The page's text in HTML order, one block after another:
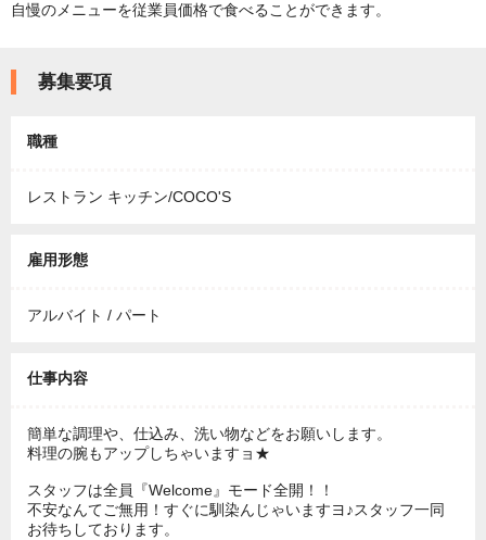
自慢のメニューを従業員価格で食べることができます。
募集要項
職種
レストラン キッチン/COCO'S
雇用形態
アルバイト / パート
仕事内容
簡単な調理や、仕込み、洗い物などをお願いします。
料理の腕もアップしちゃいますョ★
スタッフは全員『Welcome』モード全開！！
不安なんてご無用！すぐに馴染んじゃいますヨ♪スタッフ一同
お待ちしております。